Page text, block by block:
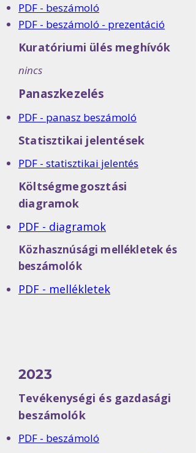
PDF - beszámoló
PDF - beszámoló - prezentáció
Kuratóriumi ülés meghívók
nincs
Panaszkezelés
PDF - panasz beszámoló
Statisztikai jelentések
PDF - statisztikai jelentés
Költségmegosztási
diagramok
PDF - diagramok
Közhasznúsági mellékletek és
beszámolók
PDF - mellékletek
2023
Tevékenységi és gazdasági
beszámolók
PDF - beszámoló